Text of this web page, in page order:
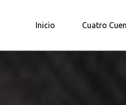
DE LA
Inicio Cuatro